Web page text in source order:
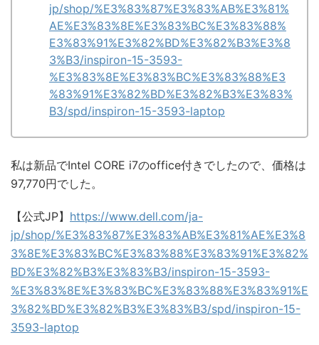
jp/shop/%E3%83%87%E3%83%AB%E3%81%
AE%E3%83%8E%E3%83%BC%E3%83%88%
E3%83%91%E3%82%BD%E3%82%B3%E3%8
3%B3/inspiron-15-3593-
%E3%83%8E%E3%83%BC%E3%83%88%E3
%83%91%E3%82%BD%E3%82%B3%E3%83%
B3/spd/inspiron-15-3593-laptop
私は新品でIntel CORE i7のoffice付きでしたので、価格は
97,770円でした。
【公式JP】 https://www.dell.com/ja-
jp/shop/%E3%83%87%E3%83%AB%E3%81%AE%E3%8
3%8E%E3%83%BC%E3%83%88%E3%83%91%E3%82%
BD%E3%82%B3%E3%83%B3/inspiron-15-3593-
%E3%83%8E%E3%83%BC%E3%83%88%E3%83%91%E
3%82%BD%E3%82%B3%E3%83%B3/spd/inspiron-15-
3593-laptop